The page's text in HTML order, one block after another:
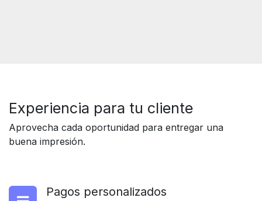
Experiencia para tu cliente
Aprovecha cada oportunidad para entregar una
buena impresión.
Pagos personalizados